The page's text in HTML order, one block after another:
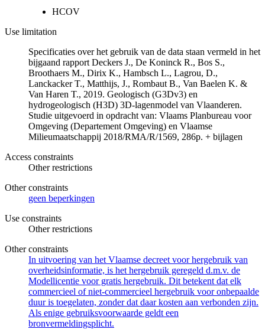
HCOV
Use limitation
Specificaties over het gebruik van de data staan vermeld in het
bijgaand rapport Deckers J., De Koninck R., Bos S.,
Broothaers M., Dirix K., Hambsch L., Lagrou, D.,
Lanckacker T., Matthijs, J., Rombaut B., Van Baelen K. &
Van Haren T., 2019. Geologisch (G3Dv3) en
hydrogeologisch (H3D) 3D-lagenmodel van Vlaanderen.
Studie uitgevoerd in opdracht van: Vlaams Planbureau voor
Omgeving (Departement Omgeving) en Vlaamse
Milieumaatschappij 2018/RMA/R/1569, 286p. + bijlagen
Access constraints
Other restrictions
Other constraints
geen beperkingen
Use constraints
Other restrictions
Other constraints
In uitvoering van het Vlaamse decreet voor hergebruik van
overheidsinformatie, is het hergebruik geregeld d.m.v. de
Modellicentie voor gratis hergebruik. Dit betekent dat elk
commercieel of niet-commercieel hergebruik voor onbepaalde
duur is toegelaten, zonder dat daar kosten aan verbonden zijn.
Als enige gebruiksvoorwaarde geldt een
bronvermeldingsplicht.